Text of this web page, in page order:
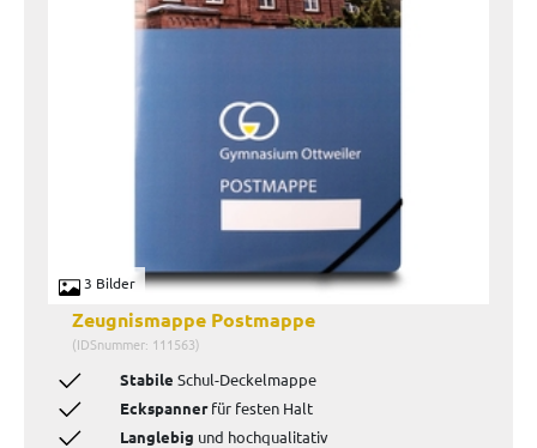
3 Bilder
Zeugnismappe Postmappe
(IDSnummer: 111563)
Stabile Schul-Deckelmappe
Eckspannerfür festen Halt
Langlebig und hochqualitativ